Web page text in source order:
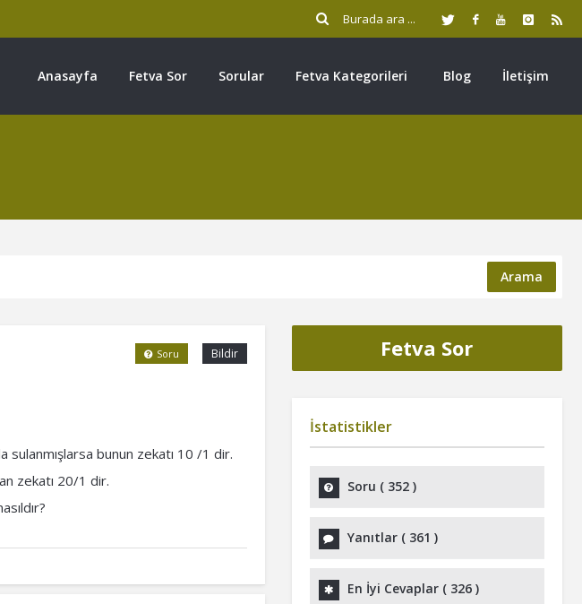
Anasayfa Fetva Sor Sorular Fetva Kategorileri Blog İletişim
Arama
Bildir
Soru
bunun zekatı 10 /1 dir.
zekatı 20/1 dir.
Fetva Sor
İstatistikler
Soru ( 352)
Yanıtlar ( 361 )
En İyi Cevaplar ( 326)